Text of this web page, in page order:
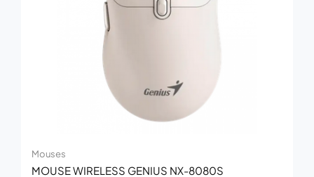
Mouses
MOUSE WIRELESS GENIUS NX-8080S